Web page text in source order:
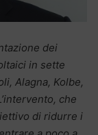
dei
in sette
Alagna, Kolbe,
che
di ridurre i